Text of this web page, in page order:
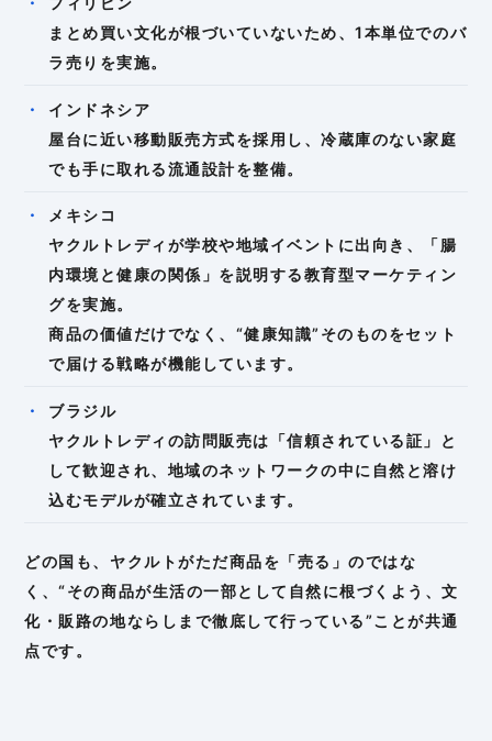
まとめ買い文化が根づいていないため、1本単位でのバ
ラ売りを実施。
インドネシア
屋台に近い移動販売方式を採用し、冷蔵庫のない家庭
でも手に取れる流通設計を整備。
メキシコ
ヤクルトレディが学校や地域イベントに出向き、「腸
内環境と健康の関係」を説明する教育型マーケティン
グを実施。
商品の価値だけでなく、“健康知識”そのものをセット
で届ける戦略が機能しています。
ブラジル
ヤクルトレディの訪問販売は「信頼されている証」と
して歓迎され、地域のネットワークの中に自然と溶け
込むモデルが確立されています。
どの国も、ヤクルトがただ商品を「売る」のではな
く、“その商品が生活の一部として自然に根づくよう、文
化・販路の地ならしまで徹底して行っている”ことが共通
点です。